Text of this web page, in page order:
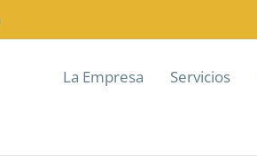
La Empresa Servicios